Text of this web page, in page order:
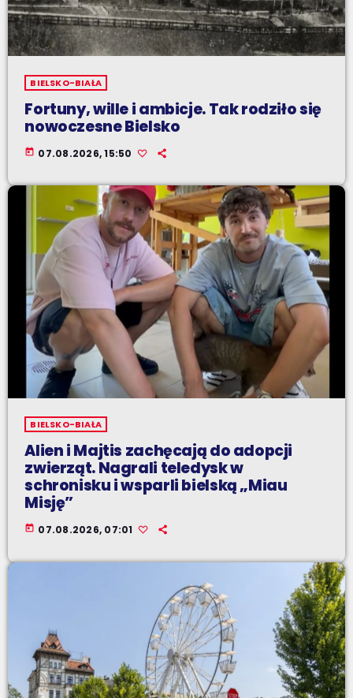
BIELSKO-BIAŁA
Fortuny, wille i ambicje. Tak rodziło się
nowoczesne Bielsko
today 07.08.2026, 15:50
BIELSKO-BIAŁA
Alien i Majtis zachęcają do adopcji
zwierząt. Nagrali teledysk w
schronisku i wsparli bielską „Miau
Misję”
today 07.08.2026, 07:01